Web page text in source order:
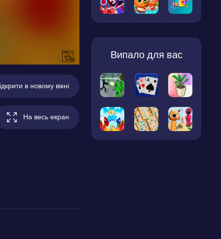
в новому вікні
На весь екран
Випало для вас